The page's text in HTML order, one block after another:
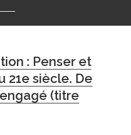
: Penser et
21e siècle. De
(titre